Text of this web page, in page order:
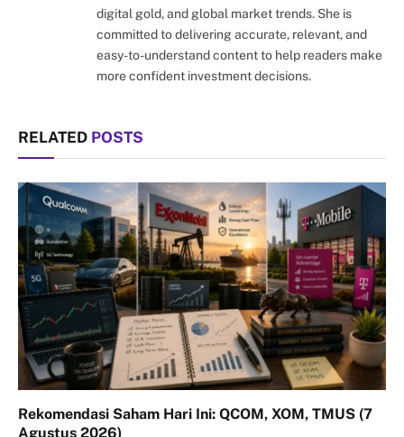
digital gold, and global market trends. She is
committed to delivering accurate, relevant, and
easy-to-understand content to help readers make
more confident investment decisions.
RELATED POSTS
Rekomendasi Saham Hari Ini: QCOM, XOM, TMUS (7
Agustus 2026)